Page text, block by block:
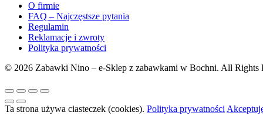
O firmie
FAQ – Najczęstsze pytania
Regulamin
Reklamacje i zwroty
Polityka prywatności
© 2026 Zabawki Nino – e-Sklep z zabawkami w Bochni. All Rights
Ta strona używa ciasteczek (cookies). Polityka prywatności